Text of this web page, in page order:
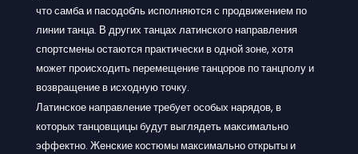
что самба и пасодобль исполняются с продвижением по
линии танца. В других танцах латинского направления
спортсмены остаются практически в одной зоне, хотя
может происходить перемещение танцоров по танцполу и
возвращение в исходную точку.
Латинское направление требует особых нарядов, в
которых танцовщицы будут выглядеть максимально
эффектно. Женские костюмы максимально открыты и